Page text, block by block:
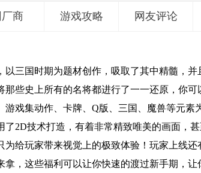
厂商 游戏攻略 网友评论
以三国时期为题材创作，吸取了其中精髓，并
那些史上所有的名将都进行了一一还原，你
戏集动作、卡牌、Q版、三国、魔兽等元素
2D技术打造，有着非常精致唯美的画面，
给玩家带来视觉上的极致体验！玩家上线还
，这些福利可以让你快速的渡过新手期，